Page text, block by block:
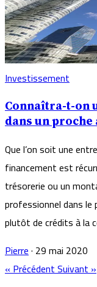
Investissement
Connaîtra-t-on
dans un proche
Que l’on soit une
financement est
trésorerie ou un
professionnel dans le
plutôt de crédits à la
Pierre· 29 mai 2020
« PrécédentSuivant »